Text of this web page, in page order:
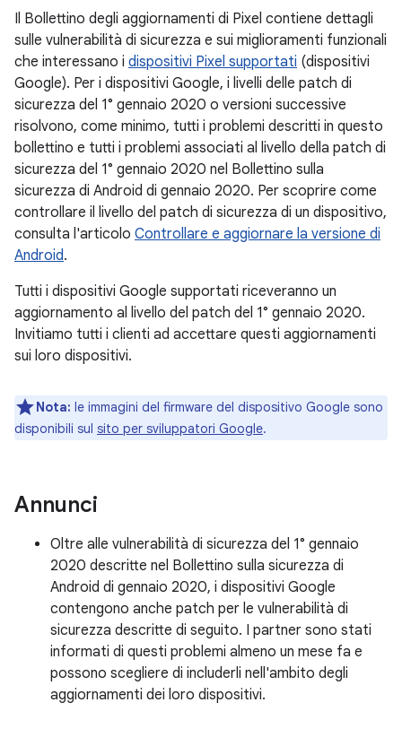
Il Bollettino degli aggiornamenti di Pixel contiene dettagli
sulle vulnerabilità di sicurezza e sui miglioramenti funzionali
che interessano i dispositivi Pixel supportati (dispositivi
Google). Per i dispositivi Google, i livelli delle patch di
sicurezza del 1° gennaio 2020 o versioni successive
risolvono, come minimo, tutti i problemi descritti in questo
bollettino e tutti i problemi associati al livello della patch di
sicurezza del 1° gennaio 2020 nel Bollettino sulla
sicurezza di Android di gennaio 2020. Per scoprire come
controllare il livello del patch di sicurezza di un dispositivo,
consulta l'articolo Controllare e aggiornare la versione di
Android.
Tutti i dispositivi Google supportati riceveranno un
aggiornamento al livello del patch del 1° gennaio 2020.
Invitiamo tutti i clienti ad accettare questi aggiornamenti
sui loro dispositivi.
Nota: le immagini del firmware del dispositivo Google sono
disponibili sul sito per sviluppatori Google.
Annunci
Oltre alle vulnerabilità di sicurezza del 1° gennaio
2020 descritte nel Bollettino sulla sicurezza di
Android di gennaio 2020, i dispositivi Google
contengono anche patch per le vulnerabilità di
sicurezza descritte di seguito. I partner sono stati
informati di questi problemi almeno un mese fa e
possono scegliere di includerli nell'ambito degli
aggiornamenti dei loro dispositivi.